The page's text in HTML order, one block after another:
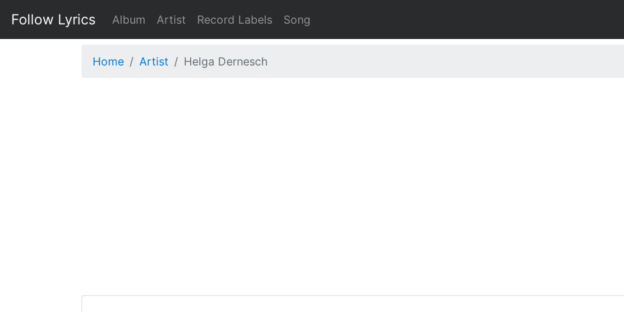
Follow Lyrics Album Artist Record Labels Song
Home Artist Helga Dernesch